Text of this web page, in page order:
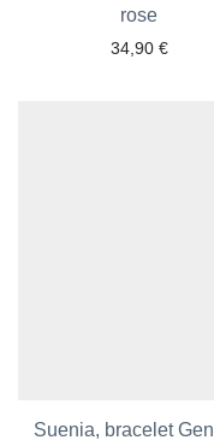
rose
34,90 €
Suenia, bracelet